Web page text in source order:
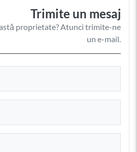
Trimite un mesaj
proprietate? Atunci trimite-ne
un e-mail.